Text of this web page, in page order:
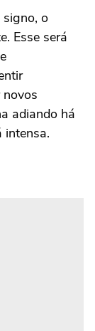
signo, o
Esse será
adiando há
intensa.